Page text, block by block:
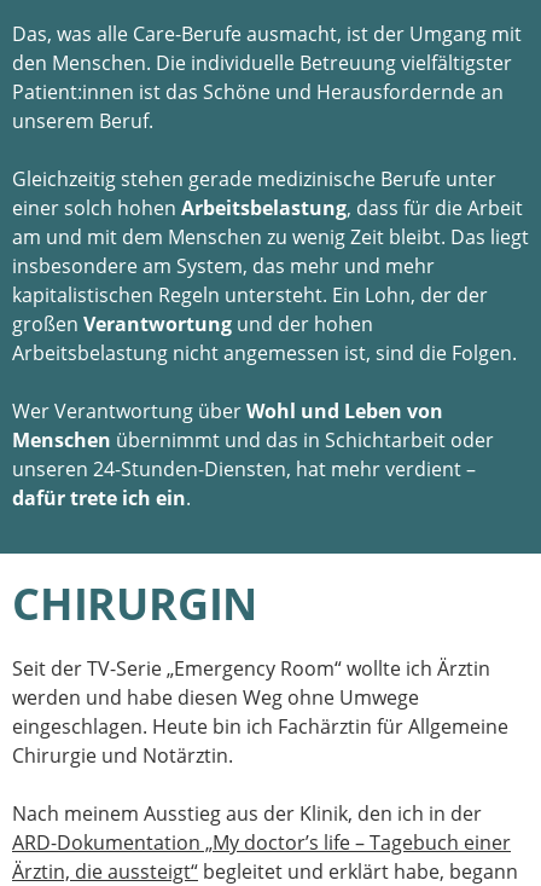
CHIRURGIN
Seit der TV-Serie „Emergency Room“ wollte ich Ärztin
werden und habe diesen Weg ohne Umwege
eingeschlagen. Heute bin ich Fachärztin für Allgemeine
Chirurgie und Notärztin.
Nach meinem Ausstieg aus der Klinik, den ich in der
ARD-Dokumentation „My doctor’s life – Tagebuch einer
Ärztin, die aussteigt“ begleitet und erklärt habe, begann
Das, was alle Care-Berufe ausmacht, ist der Umgang mit
den Menschen. Die individuelle Betreuung vielfältigster
Patient:innen ist das Schöne und Herausfordernde an
unserem Beruf.
Gleichzeitig stehen gerade medizinische Berufe unter
einer solch hohen Arbeitsbelastung, dass für die Arbeit
am und mit dem Menschen zu wenig Zeit bleibt. Das liegt
insbesondere am System, das mehr und mehr
kapitalistischen Regeln untersteht. Ein Lohn, der der
großen Verantwortung und der hohen
Arbeitsbelastung nicht angemessen ist, sind die Folgen.
Wer Verantwortung überWohl und Leben von
Menschen übernimmt und das in Schichtarbeit oder
unseren 24-Stunden-Diensten, hat mehr verdient –
dafür trete ich ein.